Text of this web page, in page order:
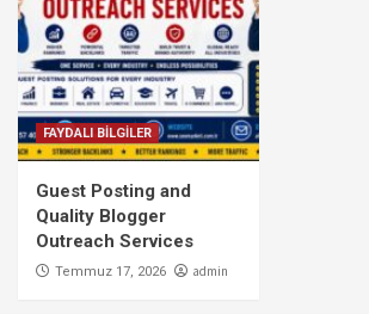
FAYDALI BİLGİLER
Guest Posting and
Quality Blogger
Outreach Services
Temmuz 17, 2026 admin